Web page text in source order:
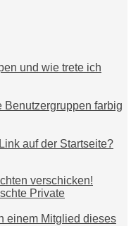
und wie trete ich
farbig
auf der Startseite?
verschicken!
Private
einem Mitglied dieses